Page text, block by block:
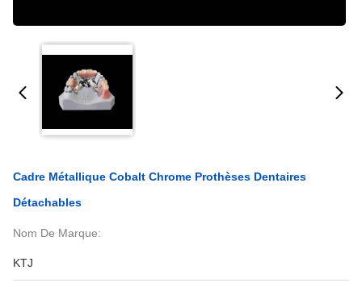
Cadre Métallique Cobalt Chrome Prothèses Dentaires
Détachables
Nom De Marque:
KTJ